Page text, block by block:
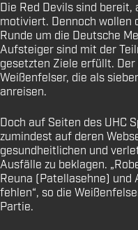
Die Red Devils sind
motiviert. Dennoch wollen
Runde um die Deutsche
Aufsteiger sind mit der
gesetzten Ziele erfüllt.
Weißenfelser, die als
anreisen.
Doch auf Seiten des UHC
zumindest auf deren
gesundheitlichen und
Ausfälle zu beklagen.
Reuna (Patellasehne) und
fehlen“, so die
Partie.